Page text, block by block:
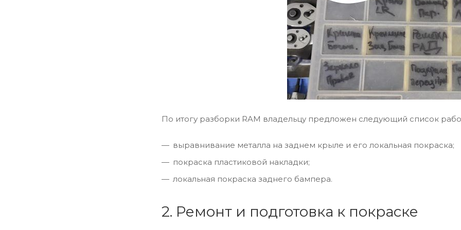
По итогу разборки RAM владельцу предложен следующий список
выравнивание металла на заднем крыле и его локальная покраска;
покраска пластиковой накладки;
локальная покраска заднего бампера.
2. Ремонт и подготовка к покраске